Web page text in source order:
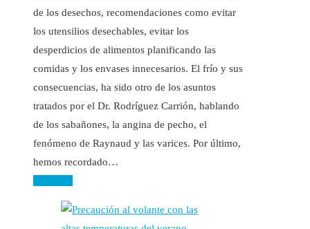
de los desechos, recomendaciones como evitar
los utensilios desechables, evitar los
desperdicios de alimentos planificando las
comidas y los envases innecesarios. El frío y sus
consecuencias, ha sido otro de los asuntos
tratados por el Dr. Rodríguez Carrión, hablando
de los sabañones, la angina de pecho, el
fenómeno de Raynaud y las varices. Por último,
hemos recordado…